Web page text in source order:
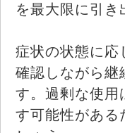
を最大限に引き
症状の状態に応
確認しながら継
す。過剰な使用
す可能性がある